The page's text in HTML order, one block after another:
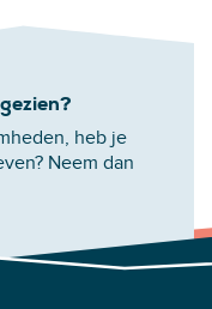
heb je
Neem dan